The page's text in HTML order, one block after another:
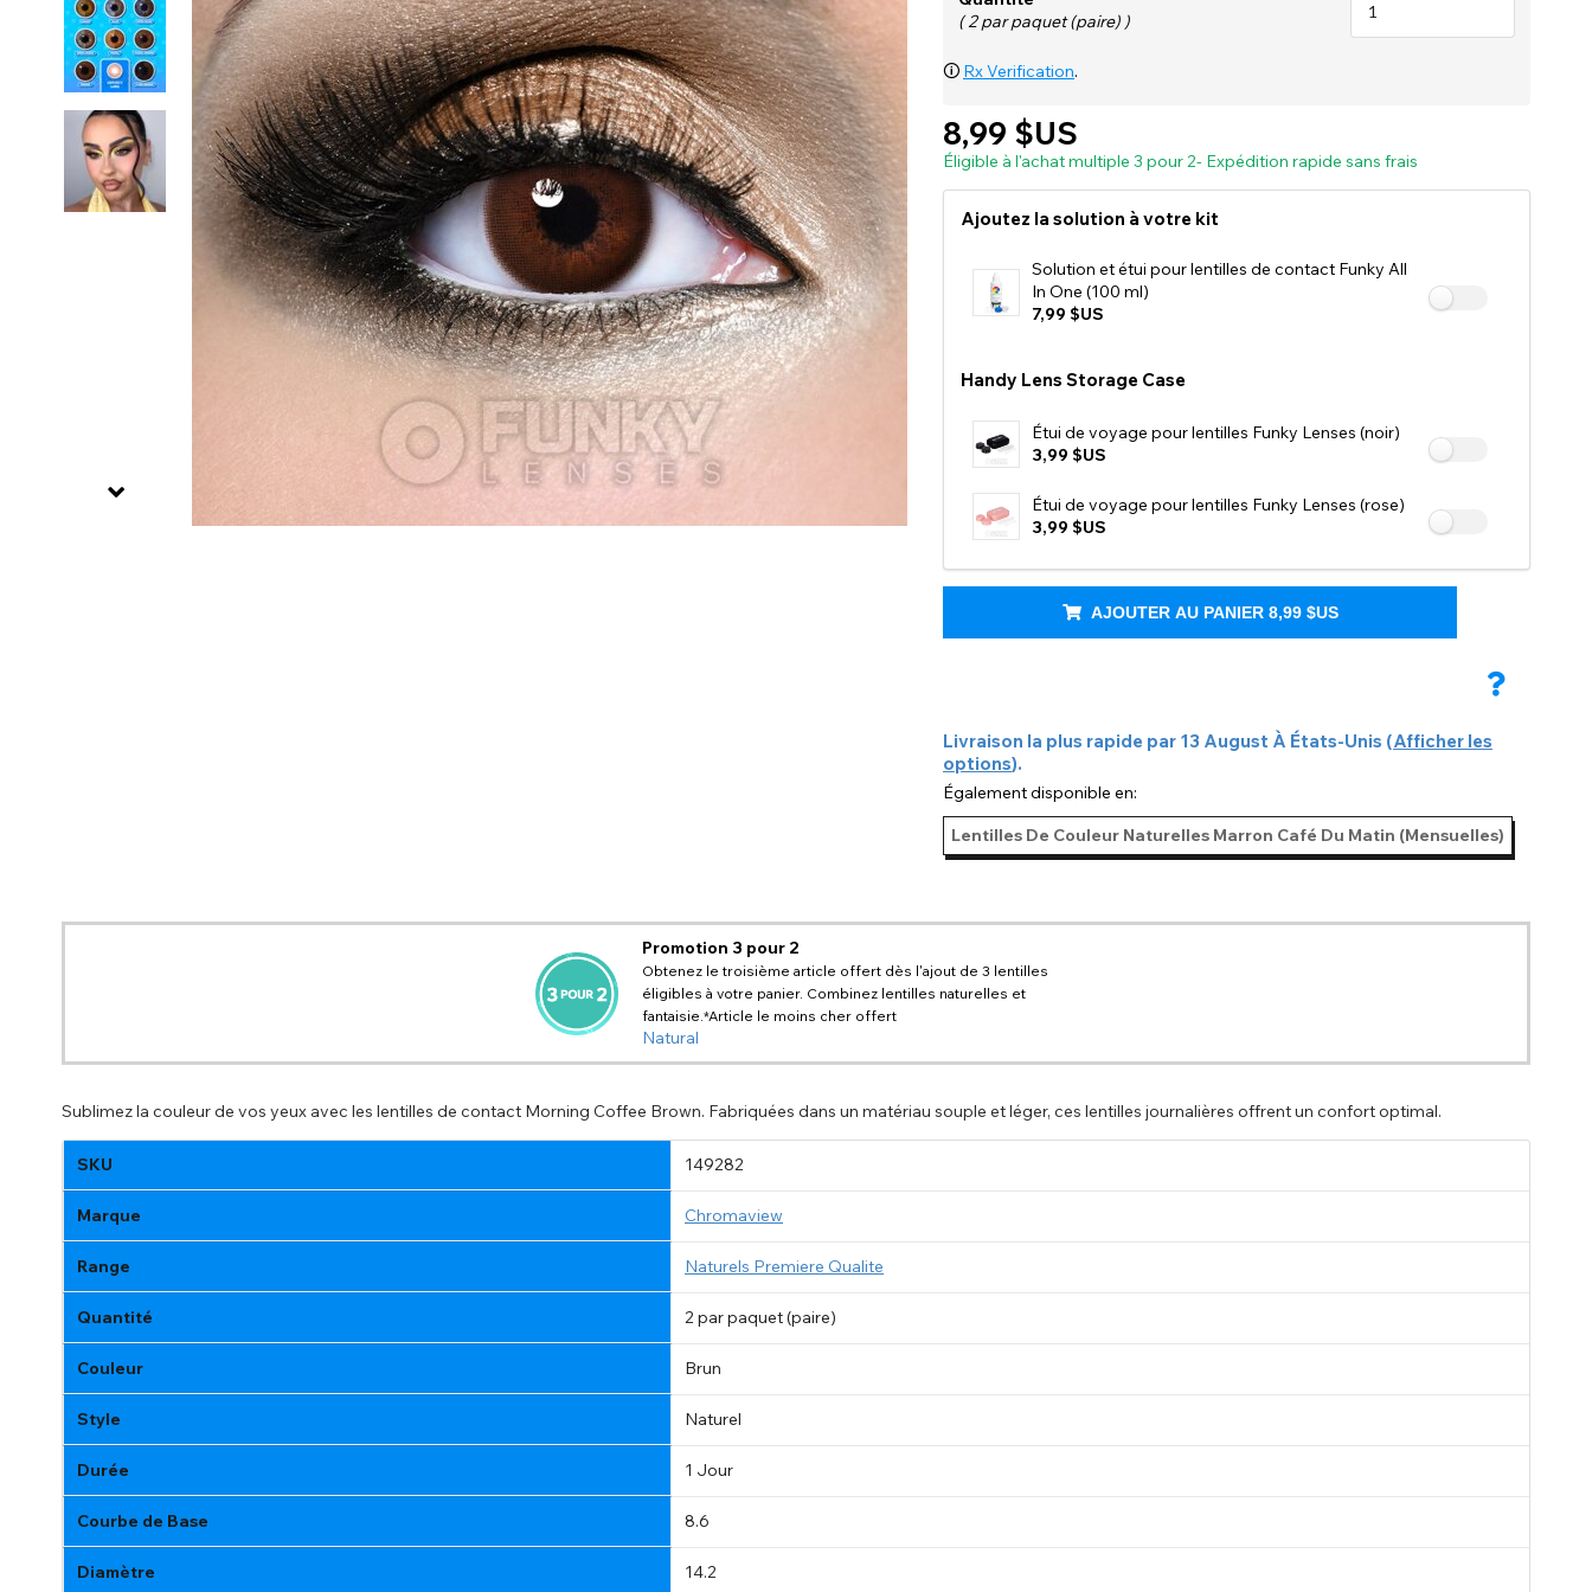
Consultez nos profils d'affiliés
( 2 par paquet (paire) )
🛈 Rx Verification.
8,99 $US
Éligible à l'achat multiple 3 pour 2- Expédition rapide sans frais
Ajoutez la solution à votre kit
Solution et étui pour lentilles de contact Funky All
In One (100 ml)
7,99 $US
Handy Lens Storage Case
Étui de voyage pour lentilles Funky Lenses (noir)
3,99 $US
Étui de voyage pour lentilles Funky Lenses (rose)
3,99 $US
AJOUTER AU PANIER 8,99 $US
Livraison la plus rapide par 13 August À États-Unis (Afficher les
options).
Également disponible en:
Lentilles De Couleur Naturelles Marron Café Du Matin (Mensuelles)
Promotion 3 pour 2
Obtenez le troisième article offert dès l'ajout de 3 lentilles
éligibles à votre panier. Combinez lentilles naturelles et
fantaisie.*Article le moins cher offert
Natural
Sublimez la couleur de vos yeux avec les lentilles de contact Morning Coffee Brown. Fabriquées dans un matériau souple et léger, ces lentilles journalières offrent un confort optimal.
SKU 149282
Marque Chromaview
Range Naturels Premiere Qualite
Quantité 2 par paquet (paire)
Couleur Brun
Style Naturel
Durée 1 Jour
Courbe de Base 8.6
Diamètre 14.2